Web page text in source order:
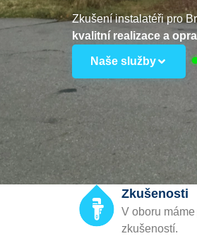
Zkušení instalatéři pro
kvalitní realizace a
Naše služby
Zkušenosti
V oboru
zkušeností.